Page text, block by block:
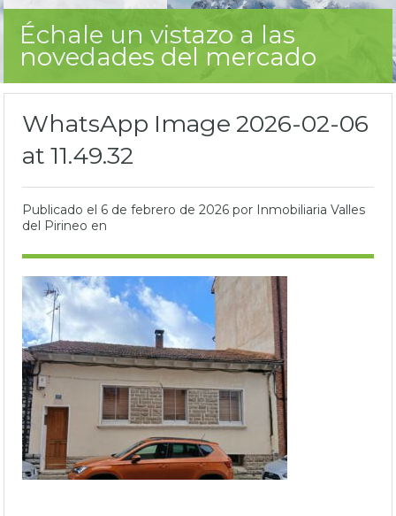
Échale un vistazo a las
novedades del mercado
WhatsApp Image 2026-02-06
at 11.49.32
Publicado el 6 de febrero de 2026 por Inmobiliaria Valles
del Pirineo en